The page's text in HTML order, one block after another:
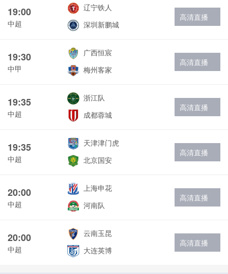
19:00
中超
辽宁铁人
深圳新鹏城
高清直播
19:30
中甲
广西恒宸
梅州客家
高清直播
19:35
中超
浙江队
成都蓉城
高清直播
19:35
中超
天津津门虎
北京国安
高清直播
20:00
中超
上海申花
河南队
高清直播
20:00
中超
云南玉昆
大连英博
高清直播